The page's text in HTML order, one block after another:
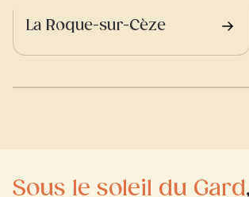
La Roque-sur-Cèze
Sous le soleil du Gard